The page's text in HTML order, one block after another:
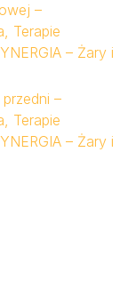
–
Terapie
– Żary i
–
Terapie
– Żary i